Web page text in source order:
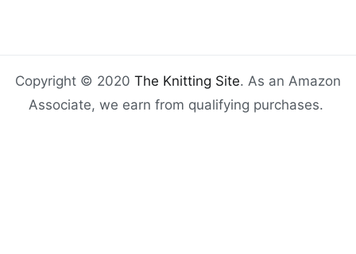
Copyright © 2020 The Knitting Site. As an Amazon
Associate, we earn from qualifying purchases.